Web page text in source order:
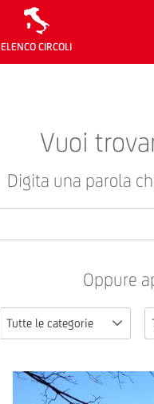
ELENCO CIRCOLI
Vuoi
Digita una parola
Oppure
Tutte le categorie